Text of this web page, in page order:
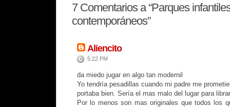
7Comentarios a “Parques
contemporáneos”
Aliencito
5:22 PM
da miedo jugar en algo tan modernil
Yo tendría pesadillas cuando mi padre me
portaba bien. Sería el mas malo del lugar para
Por lo menos son mas originales que todos los